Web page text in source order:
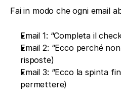
Fai in modo che ogni email
Email 1: “Completa il
Email 2: “Ecco perché
risposte)
Email 3: “Ecco la spinta
permettere)